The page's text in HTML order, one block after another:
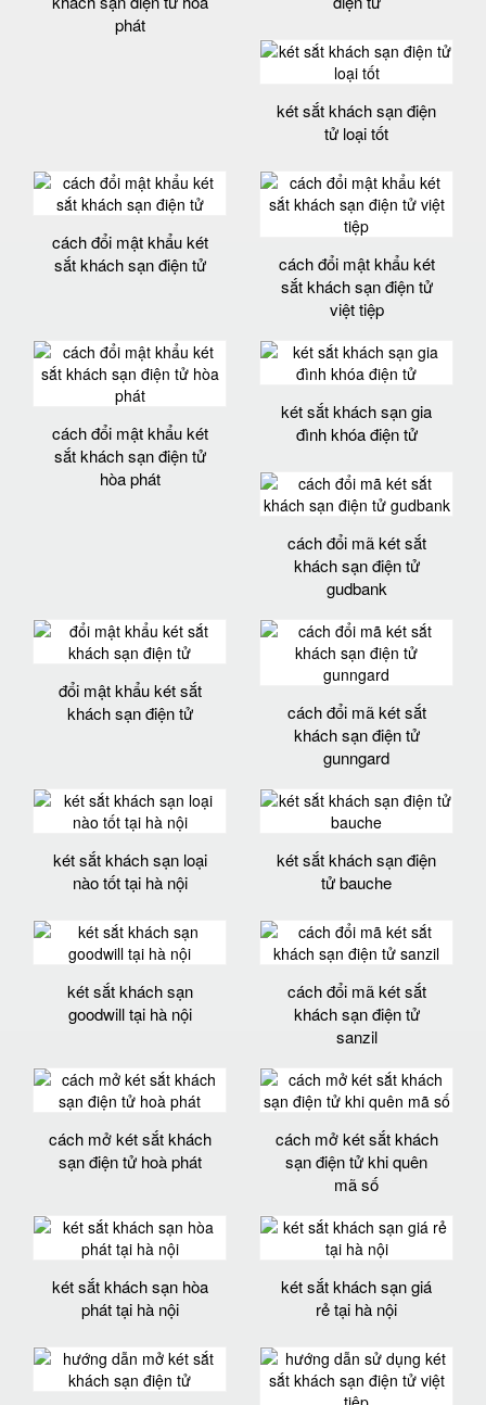
phát
két sắt khách sạn điện
tử loại tốt
cách đổi mật khẩu két
sắt khách sạn điện tử
cách đổi mật khẩu két
sắt khách sạn điện tử
việt tiệp
cách đổi mật khẩu két
sắt khách sạn điện tử
hòa phát
két sắt khách sạn gia
đình khóa điện tử
cách đổi mã két sắt
khách sạn điện tử
gudbank
đổi mật khẩu két sắt
khách sạn điện tử
cách đổi mã két sắt
khách sạn điện tử
gunngard
két sắt khách sạn loại
nào tốt tại hà nội
két sắt khách sạn điện
tử bauche
két sắt khách sạn
goodwill tại hà nội
cách đổi mã két sắt
khách sạn điện tử
sanzil
cách mở két sắt khách
sạn điện tử hoà phát
cách mở két sắt khách
sạn điện tử khi quên
mã số
két sắt khách sạn hòa
phát tại hà nội
két sắt khách sạn giá
rẻ tại hà nội